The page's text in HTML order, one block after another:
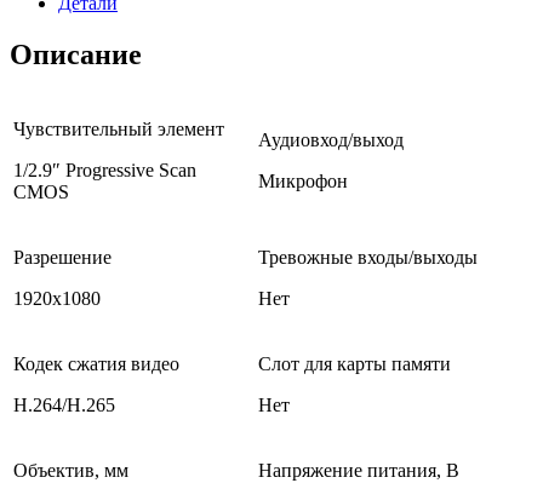
Описание
Чувствительный элемент
1/2.9″ Progressive Scan
CMOS
Аудиовход/выход
Микрофон
Разрешение
1920х1080
Тревожные входы/выходы
Нет
Кодек сжатия видео
H.264/H.265
Слот для карты памяти
Нет
Объектив, мм
Напряжение питания, В